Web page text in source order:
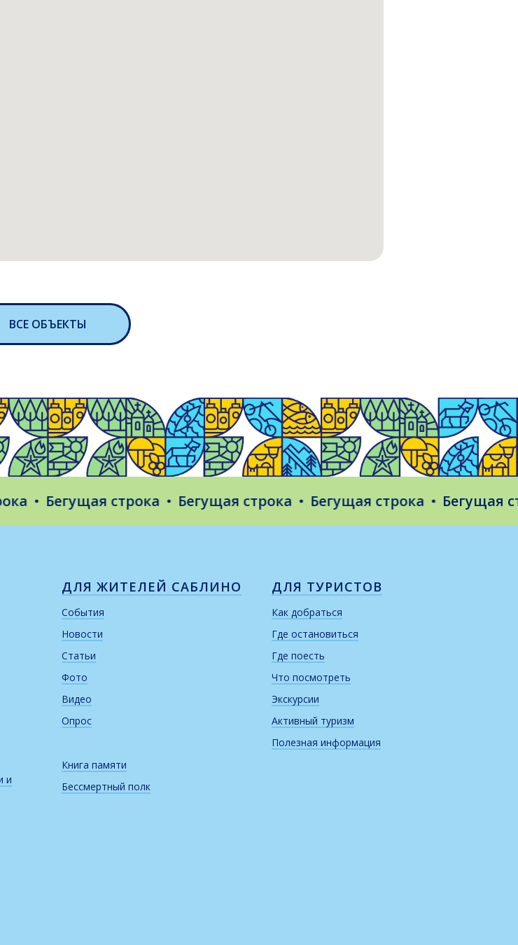
ВСЕ ОБЪЕКТЫ
Бегущая строка Бегущая строка Бегущая строка Бегущая
и
ДЛЯ ЖИТЕЛЕЙ САБЛИНО
События
Новости
Статьи
Фото
Видео
Опрос
Книга памяти
Бессмертный полк
ДЛЯ ТУРИСТОВ
Как добраться
Где остановиться
Где поесть
Что посмотреть
Экскурсии
Активный туризм
Полезная информация